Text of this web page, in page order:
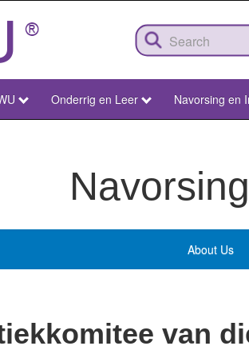
Onderrig en Leer Navorsing en
menu-
About Us
van